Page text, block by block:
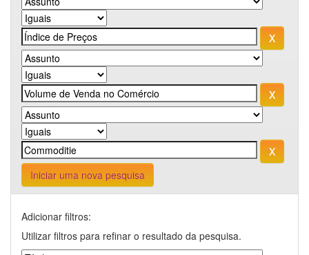
Iniciar uma nova pesquisa
Adicionar filtros:
Utilizar filtros para refinar o resultado da pesquisa.